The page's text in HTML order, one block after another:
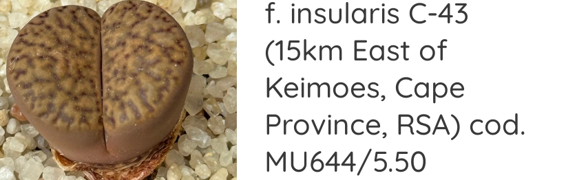
f. insularis C-43
(15km East of
Keimoes, Cape
Province, RSA) cod.
MU644/5.50